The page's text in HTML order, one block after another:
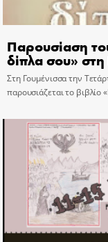
Παρουσίαση
δίπλα σου»
Στη Γουμένισσα την
παρουσιάζεται το